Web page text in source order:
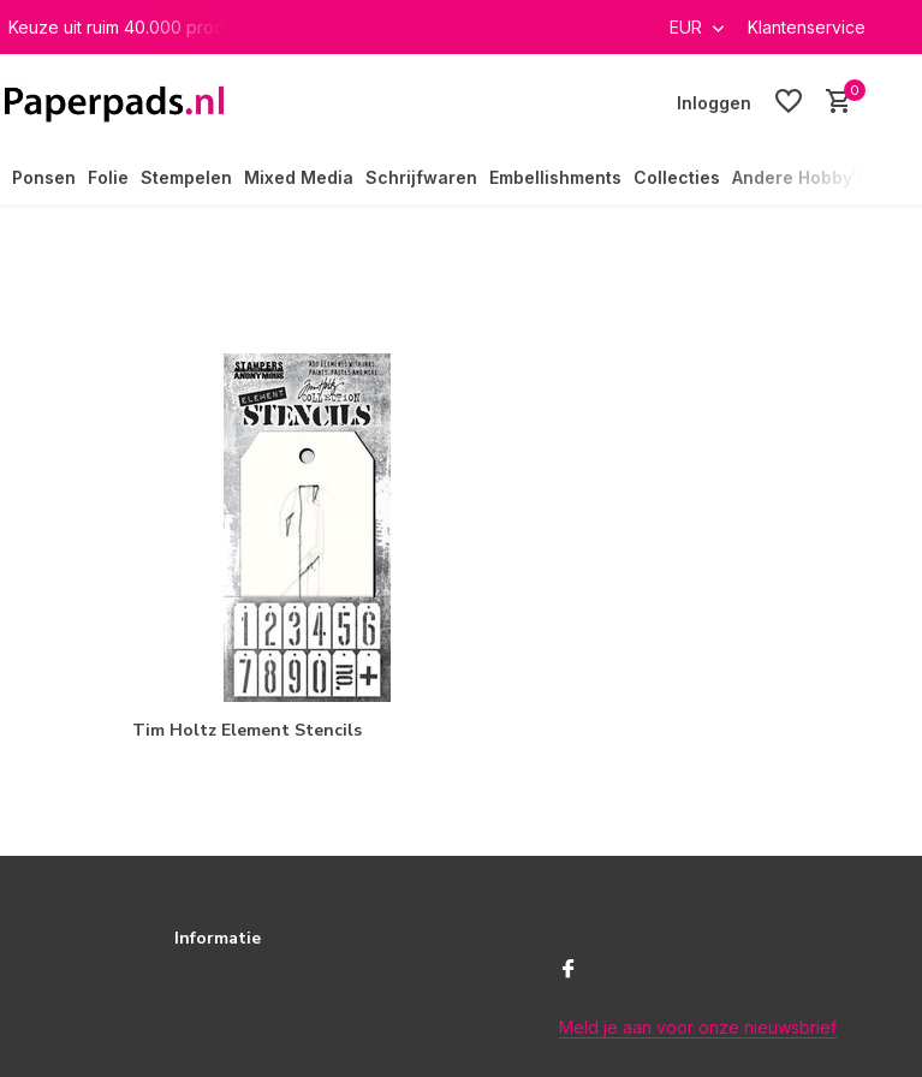
Keuze uit ruim 40.000 producten EUR Klantenservice
Inloggen
0
Ponsen Folie Stempelen Mixed Media Schrijfwaren Embellishments Collecties Andere Hobby's
Tim Holtz Element Stencils
Informatie
Meld je aan voor onze nieuwsbrief